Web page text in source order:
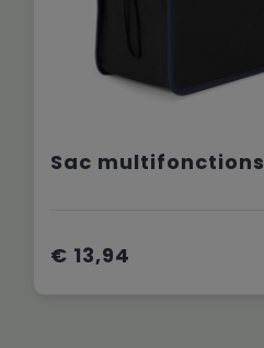
Sac multifonctions
€ 13,94